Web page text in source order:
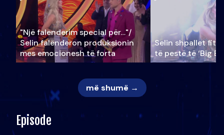
"Një falenderim special për…"/
Selin falënderon produksionin
mes emocionesh të forta
Selin shpallet
të pestë të ‘Big
më shumë →
Episode